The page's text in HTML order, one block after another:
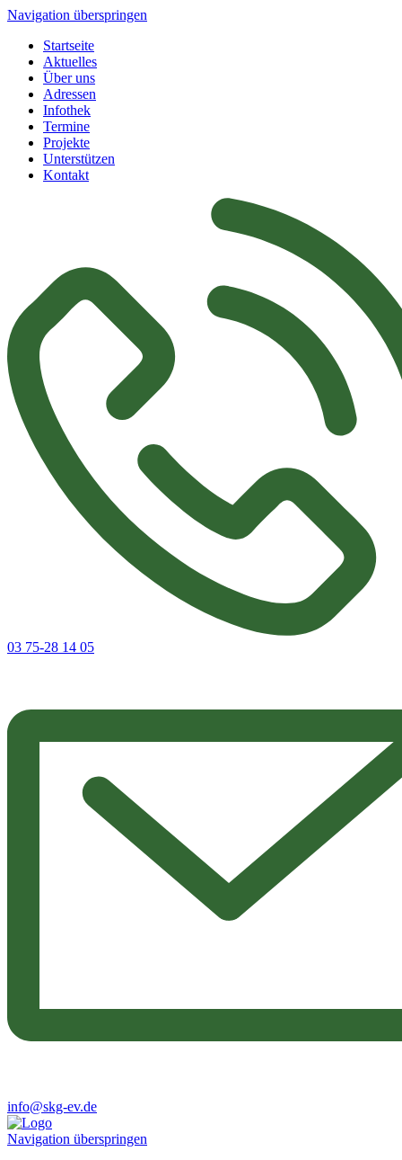
Navigation überspringen
Startseite
Aktuelles
Über uns
Adressen
Infothek
Termine
Projekte
Unterstützen
Kontakt
03 75-28 14 05
info@skg-ev.de
Navigation überspringen